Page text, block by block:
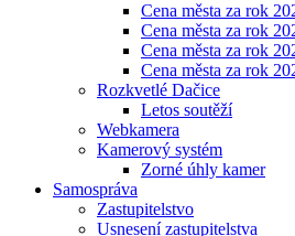
Cena města za rok
Cena města za rok
Cena města za rok
Cena města za rok
Rozkvetlé Dačice
Letos soutěží
Webkamera
Kamerový systém
Zorné úhly kamer
Samospráva
Zastupitelstvo
Usnesení zastupitelstva